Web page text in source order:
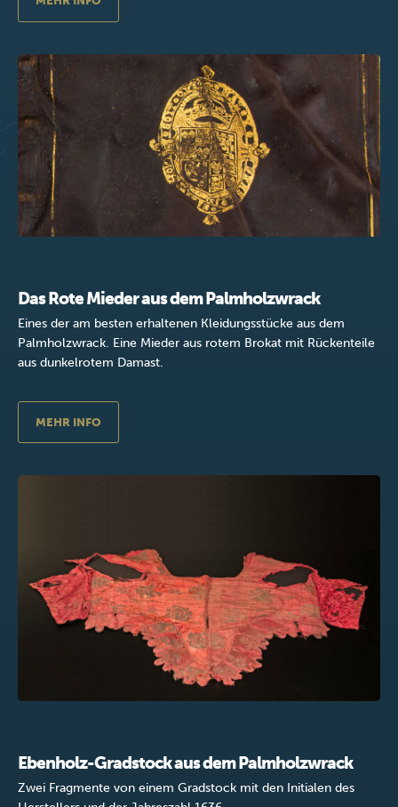
Das Rote Mieder aus dem Palmholzwrack
Eines der am besten erhaltenen Kleidungsstücke aus dem
Palmholzwrack. Eine Mieder aus rotem Brokat mit Rückenteile
aus dunkelrotem Damast.
MEHR INFO
Ebenholz-Gradstock aus dem Palmholzwrack
Zwei Fragmente von einem Gradstock mit den Initialen des